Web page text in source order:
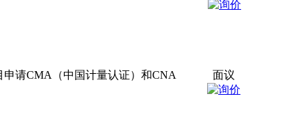
请CMA（中国计量认证）和CNA
面议